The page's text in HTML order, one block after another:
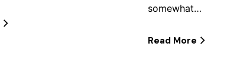
somewhat…
Read More